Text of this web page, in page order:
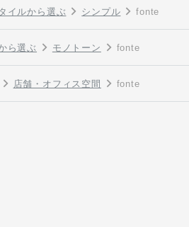
イルから選ぶ シンプル fonte
ら選ぶ モノトーン fonte
店舗・オフィス空間 fonte